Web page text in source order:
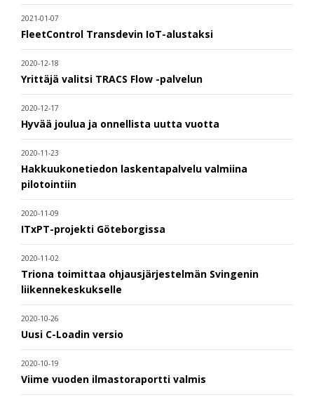
2021-01-07
FleetControl Transdevin IoT-alustaksi
2020-12-18
Yrittäjä valitsi TRACS Flow -palvelun
2020-12-17
Hyvää joulua ja onnellista uutta vuotta
2020-11-23
Hakkuukonetiedon laskentapalvelu valmiina
pilotointiin
2020-11-09
ITxPT-projekti Göteborgissa
2020-11-02
Triona toimittaa ohjausjärjestelmän Svingenin
liikennekeskukselle
2020-10-26
Uusi C-Loadin versio
2020-10-19
Viime vuoden ilmastoraportti valmis